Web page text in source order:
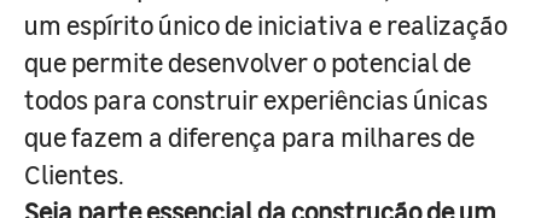
um espírito único de iniciativa e realização
que permite desenvolver o potencial de
todos para construir experiências únicas
que fazem a diferença para milhares de
Clientes.
Seja parte essencial da construção de um